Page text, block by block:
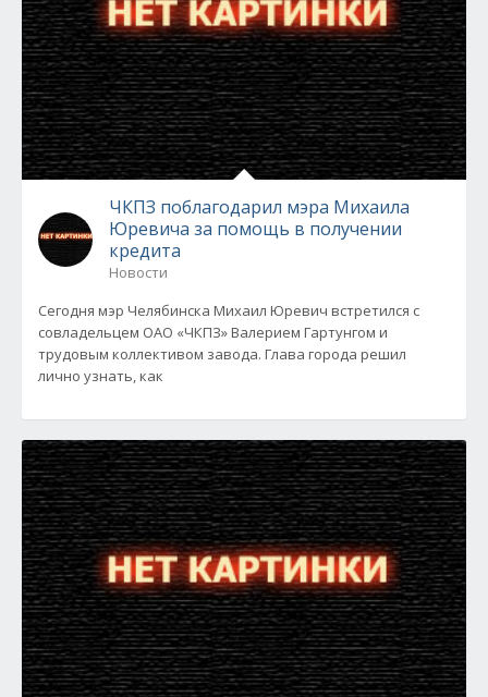
ЧКПЗ поблагодарил мэра Михаила
Юревича за помощь в получении
кредита
Новости
Сегодня мэр Челябинска Михаил Юревич встретился с
совладельцем ОАО «ЧКПЗ» Валерием Гартунгом и
трудовым коллективом завода. Глава города решил
лично узнать, как